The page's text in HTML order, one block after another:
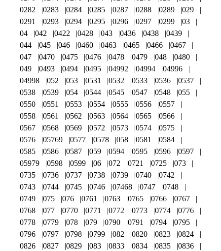
0282
0283 0284 0285 0287 0288 0289
029
0291
0293 0294 0295 0296 0297 0299
03
04
042 0422 0428 043 0436 0438
0439
044
045 046 0460 0463 0465 0466
0467
047
0470 0475 0476 0478 0479 048
0480
049
0493 0494 0495 04992 04994
04996
04998
052 053 0531 0532 0533 0536
0537
0538
0539 054 0544 0545 0547 0548
055
0550
0551 0553 0554 0555 0556
0557
0558
0561 0562 0563 0564 0565
0566
0567
0568 0569 0572 0573 0574
0575
0576
05769 0577 0578 058 0581
0584
0585
0586 0587 059 0594 0595 0596
0597
05979
0598 0599 06 072 0721 0725
073
0735
0736 0737 0738 0739 0740
0742
0743
0744 0745 0746 07468 0747
0748
0749
075 076 0761 0763 0765 0766
0767
0768
077 0770 0771 0772 0773 0774
0776
0778
0779 078 079 0790 0791 0794
0795
0796
0797 0798 0799 082 0820 0823
0824
0826
0827 0829 083 0833 0834 0835
0836